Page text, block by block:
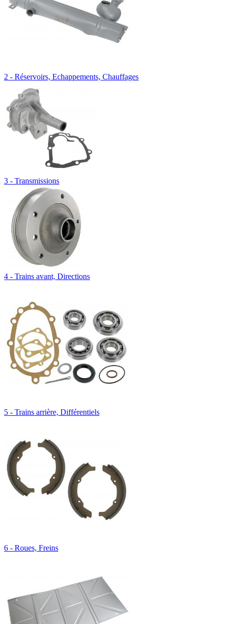
2 - Réservoirs, Echappements, Chauffages
3 - Transmissions
4 - Trains avant, Directions
5 - Trains arrière, Différentiels
6 - Roues, Freins